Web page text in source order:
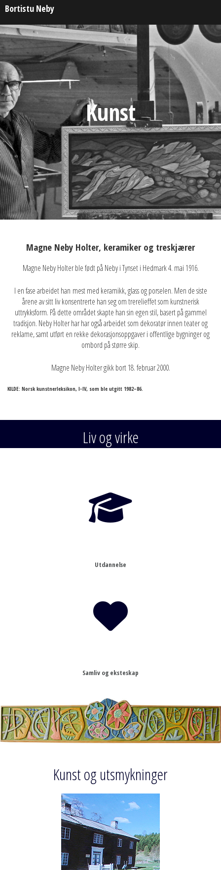
Skip
content
Bortistu Neby
Kunst
Magne Neby Holter, keramiker og treskjærer
Magne Neby Holter ble født på Neby i Tynset i Hedmark 4. mai 1916.
I en fase arbeidet han mest med keramikk, glass og porselen. Men de siste
årene av sitt liv konsentrerte han seg om trerelieffet som kunstnerisk
uttrykksform. På dette området skapte han sin egen stil, basert på gammel
tradisjon. Neby Holter har har også arbeidet som dekoratør innen teater og
reklame, samt utført en rekke dekorasjonsoppgaver i offentlige bygninger og
ombord på større skip.
Magne Neby Holter gikk bort 18. februar 2000.
KILDE: Norsk kunstnerleksikon, I−IV, som ble utgitt 1982–86.
Liv og virke
Utdannelse
Samliv og eksteskap
Kunst og utsmykninger